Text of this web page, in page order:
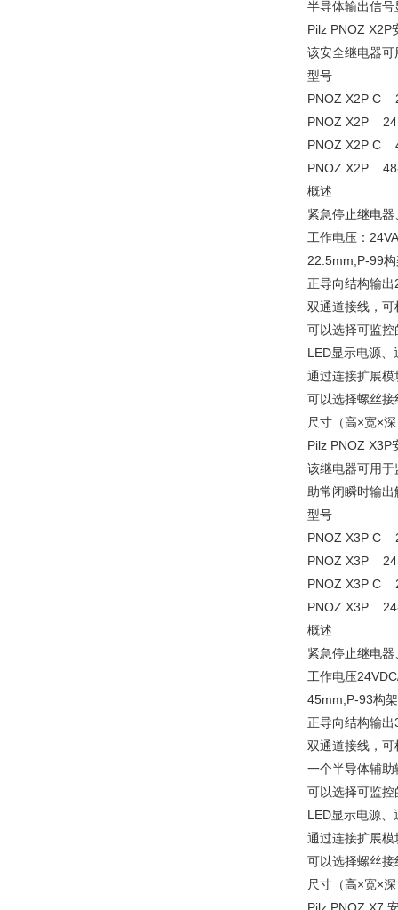
半导体输出信
Pilz PNOZ X2P
该安全继电器
型号
PNOZ X2P
PNOZ
PNOZ X2P
PNOZ X2P
概述
紧急停止继电
工作电压：
22.5mm,P-99
正导向结构输
双通道接线，
可以选择可监
LED显示电源
通过连接扩展
可以选择螺丝
尺寸（高×宽×
Pilz PNOZ X3P
该继电器可用
助常闭瞬时输出
型号
PNOZ X3P C
PNOZ X3P
PNOZ X3P C
PNOZ X3P
概述
紧急停止继电
工作电压
45mm,P-93构
正导向结构输
双通道接线，
一个半导体辅助
可以选择可监
LED显示电源
通过连接扩展
可以选择螺丝
尺寸（高×宽×